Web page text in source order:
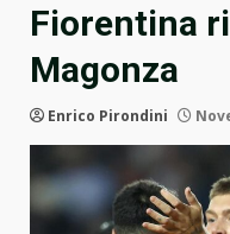
Fiorentina
Magonza
Enrico Pirondini